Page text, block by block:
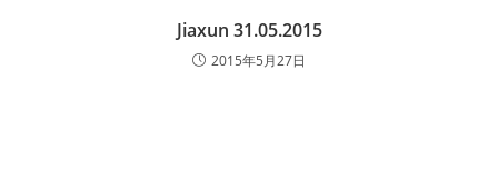
Jiaxun 31.05.2015
2015年5月27日